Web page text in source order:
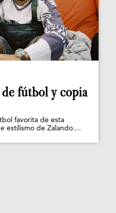
de fútbol y copia
favorita de esta
estilismo de Zalando....